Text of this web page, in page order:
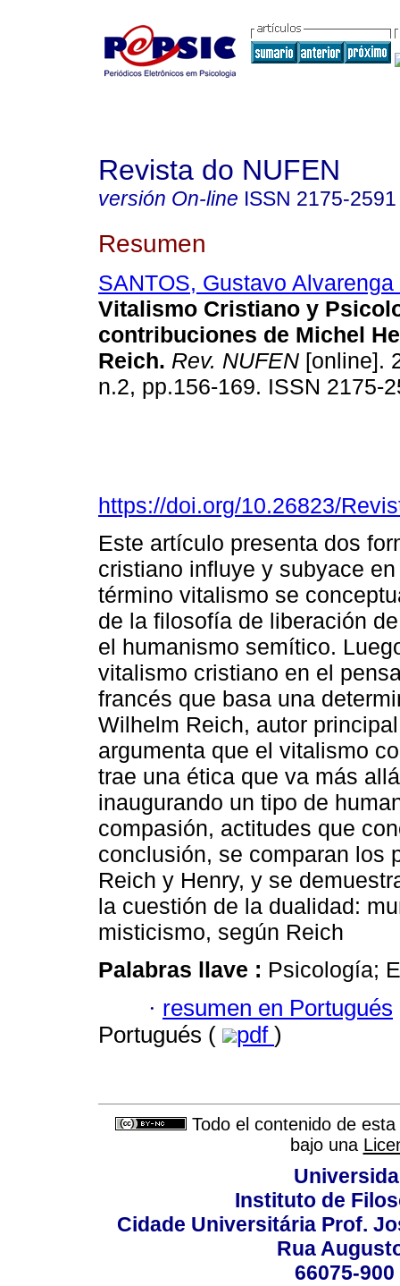
Revista do NUFEN
versión On-line ISSN 2175-2591
Resumen
SANTOS, Gustavo
Vitalismo Cristiano y
contribuciones de Michel
Reich. Rev. NUFEN [online].
n.2, pp.156-169. ISSN 2175-
https://doi.org/10.26823/
Este artículo presenta dos
cristiano influye y subyace
término vitalismo se
de la filosofía de liberación
el humanismo semítico.
vitalismo cristiano en el
francés que basa una
Wilhelm Reich, autor
argumenta que el vitalismo
trae una ética que va más
inaugurando un tipo de
compasión, actitudes que
conclusión, se comparan los
Reich y Henry, y se
la cuestión de la dualidad:
misticismo, según Reich
Palabras llave : Psicología;
· resumen en Portugués
Portugués (
pdf )
Todo el contenido de
bajo una
Instituto de
Cidade Universitária Prof.
Rua
66075-